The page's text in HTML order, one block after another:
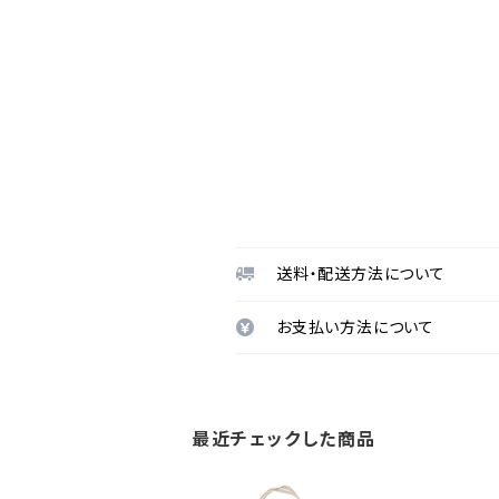
送料・配送方法について
お支払い方法について
最近チェックした商品